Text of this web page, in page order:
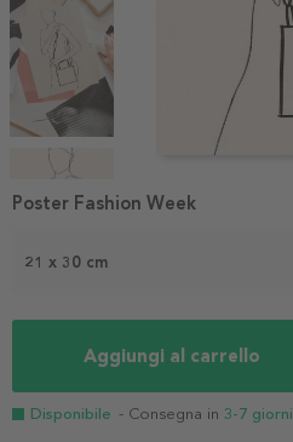
1
21 x 30 cm
Aggiungi al carrello
Disponibile - Consegna in 3-7 giorni
Poster Fashion Week